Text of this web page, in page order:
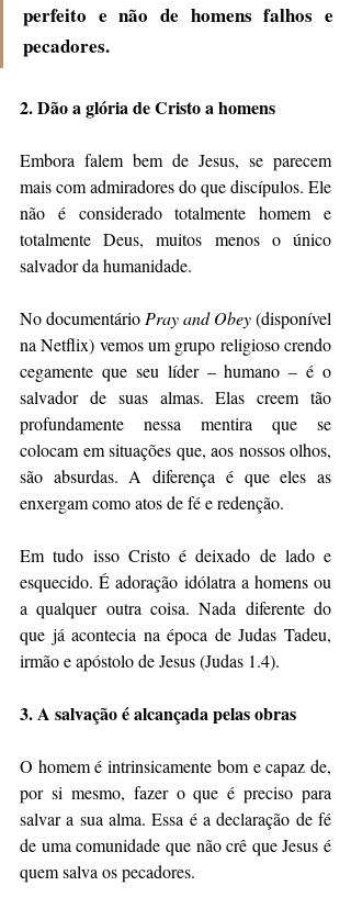
perfeito e não de homens falhos e
pecadores.
2. Dão a glória de Cristo a homens
Embora falem bem de Jesus, se parecem
mais com admiradores do que discípulos. Ele
não é considerado totalmente homem e
totalmente Deus, muitos menos o único
salvador da humanidade.
No documentário Pray and Obey (disponível
na Netflix) vemos um grupo religioso crendo
cegamente que seu líder – humano – é o
salvador de suas almas. Elas creem tão
profundamente nessa mentira que se
colocam em situações que, aos nossos olhos,
são absurdas. A diferença é que eles as
enxergam como atos de fé e redenção.
Em tudo isso Cristo é deixado de lado e
esquecido. É adoração idólatra a homens ou
a qualquer outra coisa. Nada diferente do
que já acontecia na época de Judas Tadeu,
irmão e apóstolo de Jesus (Judas 1.4).
3. A salvação é alcançada pelas obras
O homem é intrinsicamente bom e capaz de,
por si mesmo, fazer o que é preciso para
salvar a sua alma. Essa é a declaração de fé
de uma comunidade que não crê que Jesus é
quem salva os pecadores.